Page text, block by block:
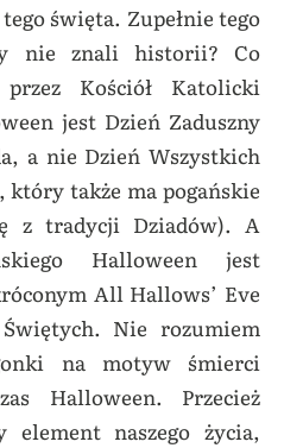
święta. Zupełnie tego
nie znali historii? Co
Kościół Katolicki
jest Dzień Zaduszny
a nie Dzień Wszystkich
który także ma pogańskie
z tradycji Dziadów). A
Halloween jest
All Hallows’ Eve
Nie rozumiem
na motyw śmierci
Halloween. Przecież
element naszego życia,